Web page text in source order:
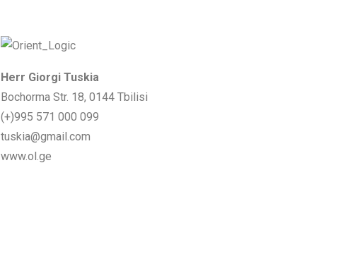
Herr Giorgi Tuskia
Bochorma Str. 18, 0144 Tbilisi
(+)995 571 000 099
tuskia@gmail.com
www.ol.ge